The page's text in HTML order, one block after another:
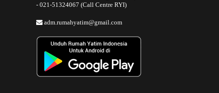
- 021-51324067 (Call Centre RYI)
adm.rumahyatim@gmail.com